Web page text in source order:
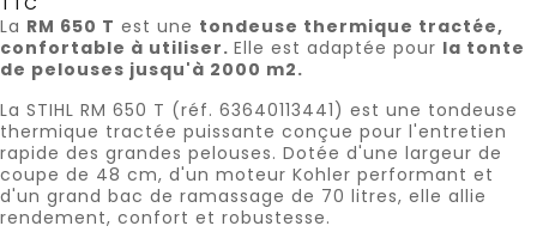
La RM 650 T est une tondeuse thermique tractée,
confortable à utiliser. Elle est adaptée pour la tonte
de pelouses jusqu'à 2000 m2.
La STIHL RM 650 T (réf. 63640113441) est une tondeuse
thermique tractée puissante conçue pour l'entretien
rapide des grandes pelouses. Dotée d'une largeur de
coupe de 48 cm, d'un moteur Kohler performant et
d'un grand bac de ramassage de 70 litres, elle allie
rendement, confort et robustesse.